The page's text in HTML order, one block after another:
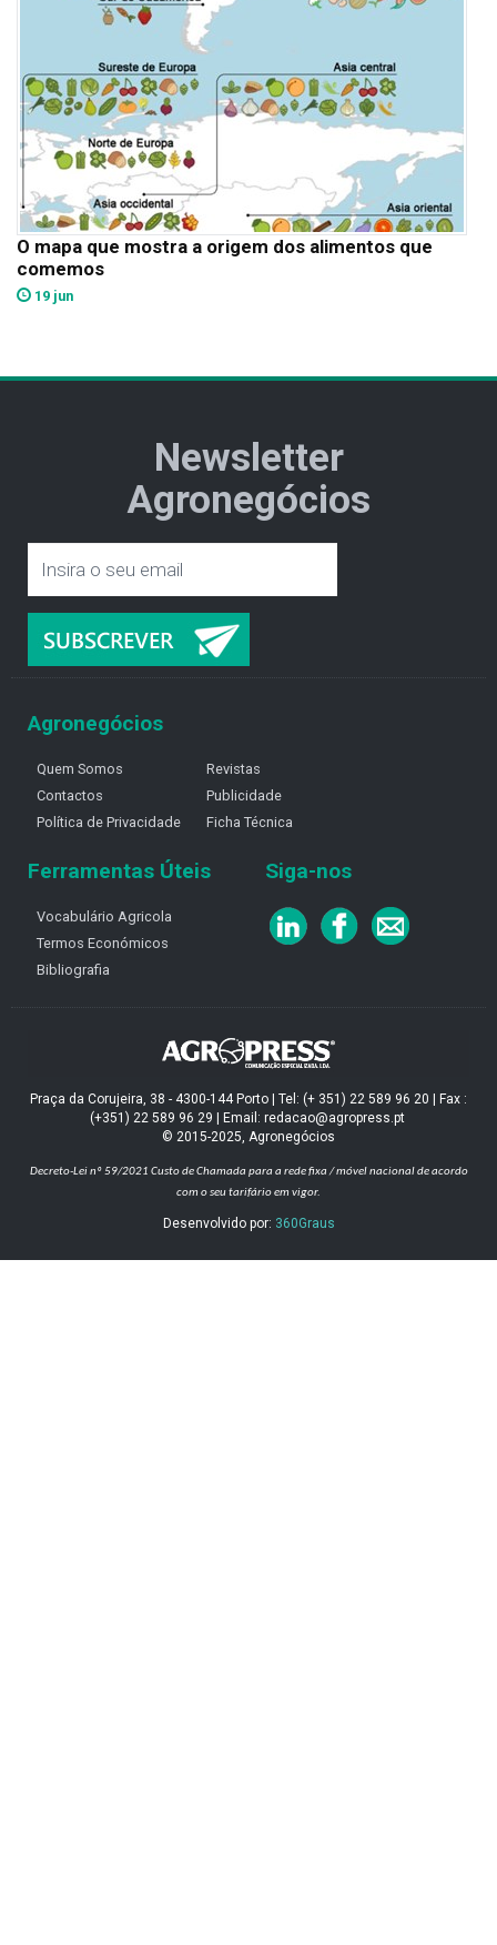
O mapa que mostra a origem dos alimentos que
comemos
19 jun
Newsletter
Agronegócios
Agronegócios
Quem Somos
Contactos
Política de Privacidade
Revistas
Publicidade
Ficha Técnica
Ferramentas Úteis
Vocabulário Agricola
Termos Económicos
Bibliografia
Siga-nos
Praça da Corujeira, 38 - 4300-144 Porto | Tel: (+ 351) 22 589 96 20 | Fax :
(+351) 22 589 96 29 | Email: redacao@agropress.pt
© 2015-2025, Agronegócios
Decreto-Lei nº 59/2021 Custo de Chamada para a rede fixa / móvel nacional de acordo
com o seu tarifário em vigor.
Desenvolvido por: 360Graus